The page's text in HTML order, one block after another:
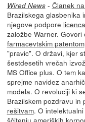
Wired News- Članek
Brazilskega glasbenika
njegove podpore
založbe Warner. Govori
farmacevtskim patentom
"pravic". O državi, kjer
šestdesetih vrečah
MS Office plus. O tem
sprejme navidez
modela. O revoluciji ki
Brazilskem pozdravu in
rešitvam. O